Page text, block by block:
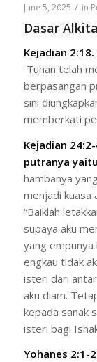
June 5, 2025 / in
Dasar
Kejadian 2:18.
Tuhan telah
berpasangan
sini
memberkati
Kejadian
putranya
hambanya
menjadi kuasa
“Baiklah
supaya aku
yang empunya
engkau tidak
isteri dari
aku diam.
kepada sanak
isteri bagi
Yohanes 2:1-